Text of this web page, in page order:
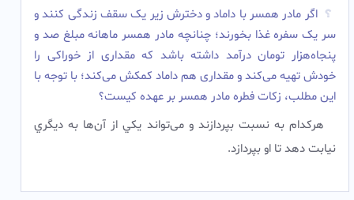
اگر مادر همسر با داماد و دخترش زیر یک سقف زندگی کنند و
سر یک سفره غذا بخورند؛ چنانچه مادر همسر ماهانه مبلغ صد و
پنجاه‌هزار تومان درآمد داشته باشد که مقداری از خوراکی را
خودش تهیه می‌کند و مقداری هم داماد کمکش می‌کند؛ با توجه با
این مطلب، زکات فطره مادر همسر بر عهده کیست؟
هرکدام به نسبت بپردازند و می‌تواند يکي از آن‌ها به ديگري
نيابت دهد تا او بپردازد.